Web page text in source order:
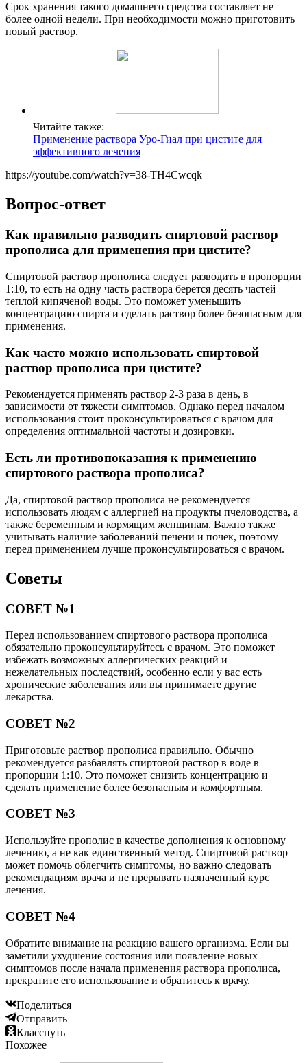
Срок хранения такого домашнего средства составляет не
более одной недели. При необходимости можно приготовить
новый раствор.
Читайте также:
Применение раствора Уро-Гиал при цистите для
эффективного лечения
https://youtube.com/watch?v=38-TH4Cwcqk
Вопрос-ответ
Как правильно разводить спиртовой раствор
прополиса для применения при цистите?
Спиртовой раствор прополиса следует разводить в пропорции
1:10, то есть на одну часть раствора берется десять частей
теплой кипяченой воды. Это поможет уменьшить
концентрацию спирта и сделать раствор более безопасным для
применения.
Как часто можно использовать спиртовой
раствор прополиса при цистите?
Рекомендуется применять раствор 2-3 раза в день, в
зависимости от тяжести симптомов. Однако перед началом
использования стоит проконсультироваться с врачом для
определения оптимальной частоты и дозировки.
Есть ли противопоказания к применению
спиртового раствора прополиса?
Да, спиртовой раствор прополиса не рекомендуется
использовать людям с аллергией на продукты пчеловодства, а
также беременным и кормящим женщинам. Важно также
учитывать наличие заболеваний печени и почек, поэтому
перед применением лучше проконсультироваться с врачом.
Советы
СОВЕТ №1
Перед использованием спиртового раствора прополиса
обязательно проконсультируйтесь с врачом. Это поможет
избежать возможных аллергических реакций и
нежелательных последствий, особенно если у вас есть
хронические заболевания или вы принимаете другие
лекарства.
СОВЕТ №2
Приготовьте раствор прополиса правильно. Обычно
рекомендуется разбавлять спиртовой раствор в воде в
пропорции 1:10. Это поможет снизить концентрацию и
сделать применение более безопасным и комфортным.
СОВЕТ №3
Используйте прополис в качестве дополнения к основному
лечению, а не как единственный метод. Спиртовой раствор
может помочь облегчить симптомы, но важно следовать
рекомендациям врача и не прерывать назначенный курс
лечения.
СОВЕТ №4
Обратите внимание на реакцию вашего организма. Если вы
заметили ухудшение состояния или появление новых
симптомов после начала применения раствора прополиса,
прекратите его использование и обратитесь к врачу.
Поделиться
Отправить
Класснуть
Похожее